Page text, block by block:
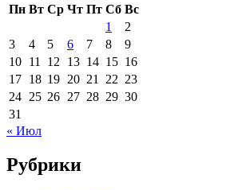
Пн Вт Ср Чт Пт Сб Вс
1
2
3
4 5 6 7 8
9
10 11 12 13 14 15 16
17 18 19 20 21 22 23
24 25 26 27 28 29 30
31
« Июл
Рубрики